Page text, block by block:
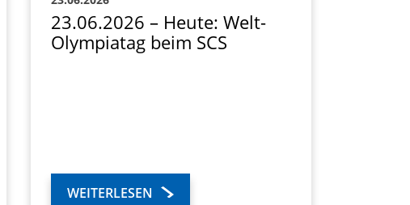
23.06.2026 – Heute: Welt-
Olympiatag beim SCS
WEITERLESEN